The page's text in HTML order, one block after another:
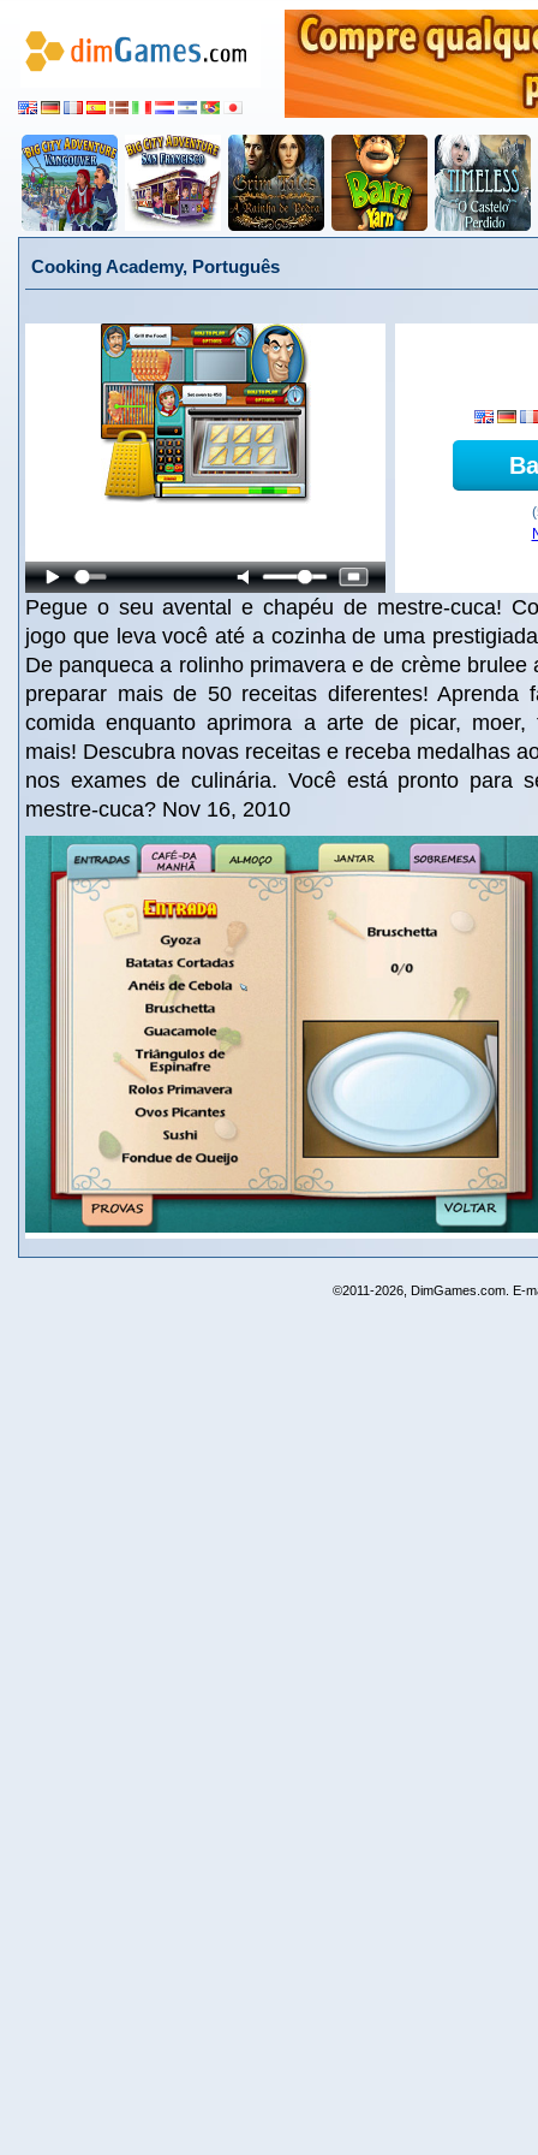
Cooking Academy, Português
Pegue o seu avental e chapéu de mestre-cuca!
jogo que leva você até a cozinha de uma
De panqueca a rolinho primavera e de crème brulee
preparar mais de 50 receitas diferentes! Aprenda
comida enquanto aprimora a arte de picar,
mais! Descubra novas receitas e receba medalhas
nos exames de culinária. Você está pronto para
mestre-cuca? Nov 16, 2010
©2011-2026, DimGames.com. E-